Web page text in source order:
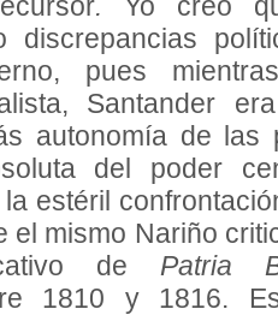
. Yo creo
discrepancias
pues
Santander
autonomía de las
del poder
estéril
el mismo Nariño
de Patria
1810 y 1816.